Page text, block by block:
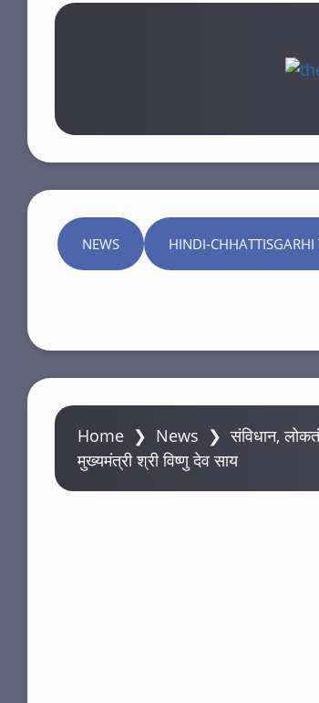
NEWS HINDI-
Home ❯ News ❯संविधान,
मुख्यमंत्री श्री विष्णु देव साय